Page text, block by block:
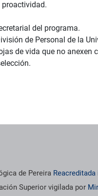
proactividad.
del programa.
de Personal de la
de vida que no
de Pereira
Superior vigilada por